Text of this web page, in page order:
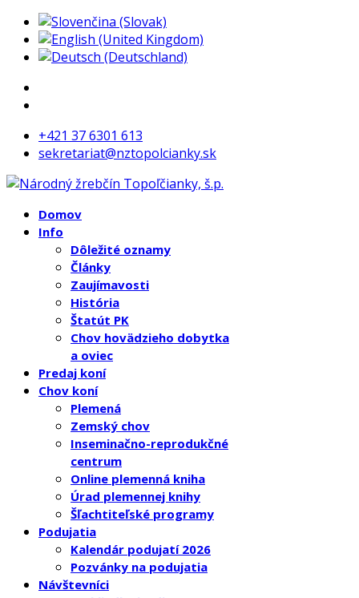
+421 37 6301 613
sekretariat@nztopolcianky.sk
Domov
Info
Dôležité oznamy
Články
Zaujímavosti
História
Štatút PK
Chov hovädzieho dobytka
a oviec
Predaj koní
Chov koní
Plemená
Zemský chov
Inseminačno-reprodukčné
centrum
Online plemenná kniha
Úrad plemennej knihy
Šľachtiteľské programy
Podujatia
Kalendár podujatí 2026
Pozvánky na podujatia
Návštevníci